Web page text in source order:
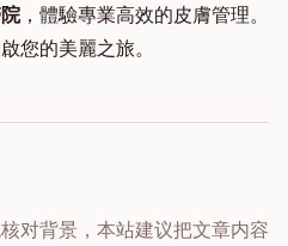
，體驗專業高效的皮膚管理。
您的美麗之旅。
对背景，本站建议把文章内容